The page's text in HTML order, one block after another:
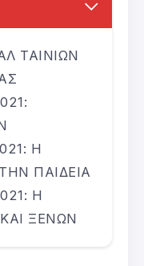
ΤΑΙΝΙΩΝ
Η
ΠΑΙΔΕΙΑ
Η
ΞΕΝΩΝ